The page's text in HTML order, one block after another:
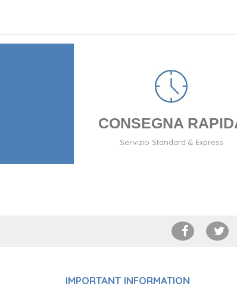
CONSEGNA
Servizio Standard & Express
IMPORTANT INFORMATION